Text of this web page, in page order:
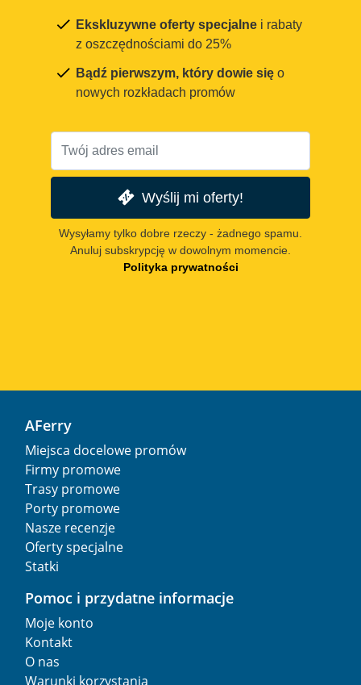
Ekskluzywne oferty specjalne i rabaty
z oszczędnościami do 25%
Bądź pierwszym, który dowie się o
nowych rozkładach promów
Wyślij mi oferty!
Wysyłamy tylko dobre rzeczy - żadnego spamu.
Anuluj subskrypcję w dowolnym momencie.
Polityka prywatności
AFerry
Miejsca docelowe promów
Firmy promowe
Trasy promowe
Porty promowe
Nasze recenzje
Oferty specjalne
Statki
Pomoc i przydatne informacje
Moje konto
Kontakt
O nas
Warunki korzystania